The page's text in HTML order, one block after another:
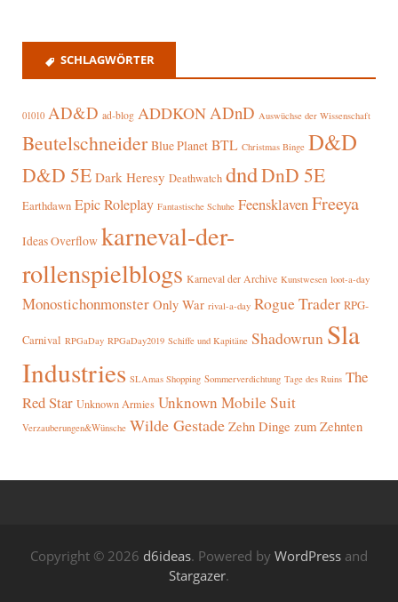
SCHLAGWÖRTER
01010 AD&D ad-blog ADDKON ADnD Auswüchse der Wissenschaft
Beutelschneider Blue Planet BTL Christmas Binge D&D
D&D 5E Dark Heresy Deathwatch dndDnD 5E
Earthdawn Epic Roleplay Fantastische Schuhe FeensklavenFreeya
Ideas Overflow karneval-der-
rollenspielblogs Karneval der Archive Kunstwesen loot-a-day
Monostichonmonster Only War rival-a-day Rogue Trader RPG-
Carnival RPGaDay RPGaDay2019 Schiffe und Kapitäne Shadowrun Sla
Industries SLAmas Shopping Sommerverdichtung Tage des Ruins The
Red Star Unknown Armies Unknown Mobile Suit
Verzauberungen&Wünsche Wilde Gestade Zehn Dinge zum Zehnten
Copyright © 2026 d6ideas. Powered by WordPress and
Stargazer.